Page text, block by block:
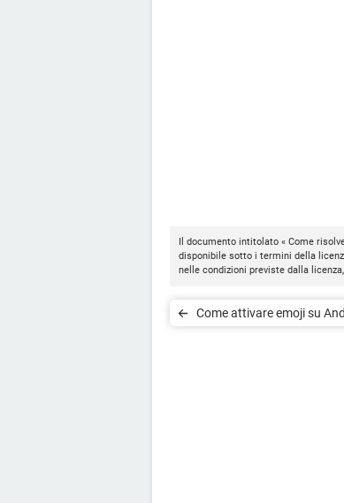
Il documento intitolato « Come
disponibile sotto i termini della
nelle condizioni previste dalla
Come attivare emoji su